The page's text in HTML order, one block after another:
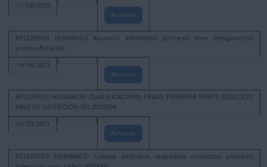
17/04/2023
Amosar
RECURSOS HUMANOS Anuncio admitidos proceso libre designación
postos Alcaldía
16/04/2021
Amosar
RECURSOS HUMANOS- CUALIFICACIÓNS FINAIS PRIMEIRA PARTE EXERCICIO
FASE DE OPOSICIÓN SEL2020004
24/03/2021
Amosar
RECURSOS HUMANOS- Listaxe definitiva respostas correctas primeiro